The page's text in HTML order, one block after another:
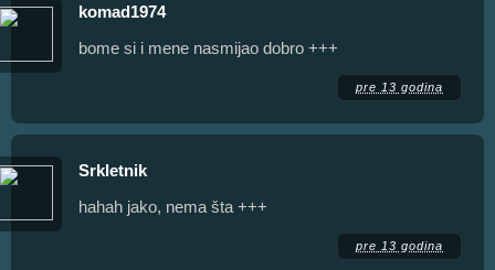
komad1974
bome si i mene nasmijao dobro +++
pre 13 godina
Srkletnik
hahah jako, nema šta +++
pre 13 godina